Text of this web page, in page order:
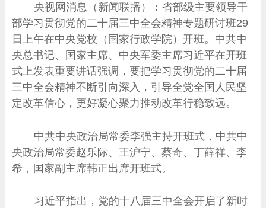
央视网消息（新闻联播）：省部级主要领导干
部学习贯彻党的二十届三中全会精神专题研讨班29
日上午在中央党校（国家行政学院）开班。中共中
央总书记、国家主席、中央军委主席习近平在开班
式上发表重要讲话强调，要把学习贯彻党的二十届
三中全会精神不断引向深入，引导全党全国人民坚
定改革信心，更好凝心聚力推动改革行稳致远。
中共中央政治局常委李强主持开班式，中共中
央政治局常委赵乐际、王沪宁、蔡奇、丁薛祥、李
希，国家副主席韩正出席开班式。
习近平指出，党的十八届三中全会开启了新时